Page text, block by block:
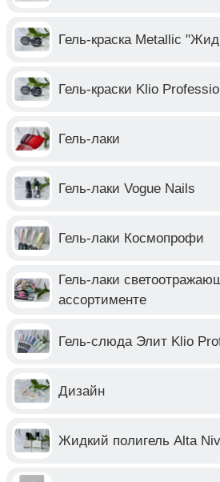
Гель-краска Metallic
Гель-краски Klio
Гель-лаки
Гель-лаки Vogue Nails
Гель-лаки Космопрофи
Гель-лаки
ассортименте
Гель-слюда Элит Klio
Дизайн
Жидкий полигель Alta